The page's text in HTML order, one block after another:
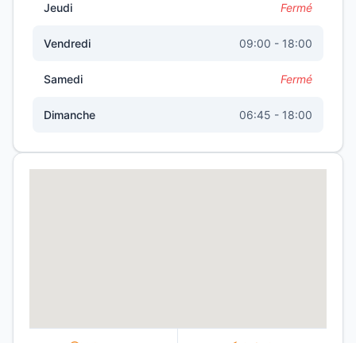
Jeudi Fermé
Vendredi 09:00 - 18:00
Samedi Fermé
Dimanche 06:45 - 18:00